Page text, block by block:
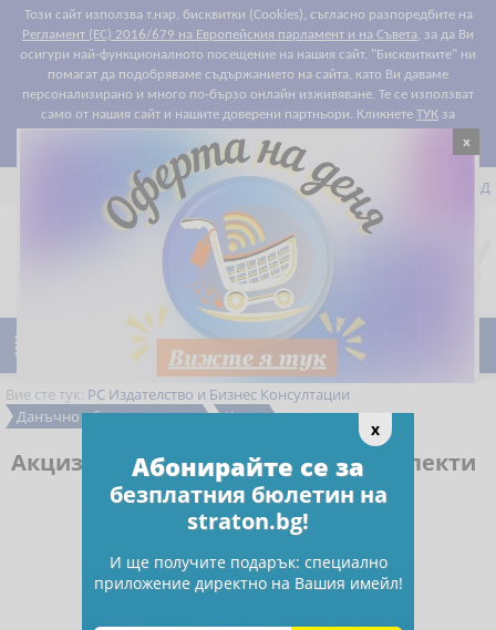
Този сайт използва т.нар. бисквитки (Cookies), съгласно разпоредбите на
Регламент (ЕС) 2016/679 на Европейския парламент и на Съвета, за да Ви
осигури най-функционалното посещение на нашия сайт. "Бисквитките" ни
помагат да подобряваме съдържанието на сайта, като Ви даваме
персонализирано и много по-бързо онлайн изживяване. Те се използват
само от нашия сайт и нашите доверени партньори. Кликнете ТУК за
подробности относно правилата за "бисквитките".
 РЕГИСТРАЦИЯ ВХОД
 Намаления
Вие сте тук: РС Издателство и Бизнес Консултации
Данъчно облагане и такси
Книги
Акцизи: Данъчни и счетоводни аспекти
x
Абонирайте се за
безплатния бюлетин на
straton.bg!
И ще получите подарък: специално
приложение директно на Вашия имейл!
x